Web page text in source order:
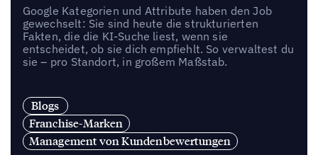
Google Kategorien und Attribute haben den Job
gewechselt: Sie sind heute die strukturierten
Fakten, die die KI-Suche liest, wenn sie
entscheidet, ob sie dich empfiehlt. So verwaltest du
sie – pro Standort, in großem Maßstab.
Blogs
Franchise-Marken
Management von Kundenbewertungen